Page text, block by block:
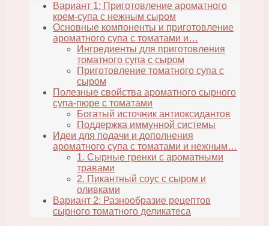
Вариант 1: Приготовление ароматного
крем-супа с нежным сыром
Основные компоненты и приготовление
ароматного супа с томатами и…
Ингредиенты для приготовления
томатного супа с сыром
Приготовление томатного супа с
сыром
Полезные свойства ароматного сырного
супа-пюре с томатами
Богатый источник антиоксидантов
Поддержка иммунной системы
Идеи для подачи и дополнения
ароматного супа с томатами и нежным…
1. Сырные гренки с ароматными
травами
2. Пикантный соус с сыром и
оливками
Вариант 2: Разнообразие рецептов
сырного томатного деликатеса